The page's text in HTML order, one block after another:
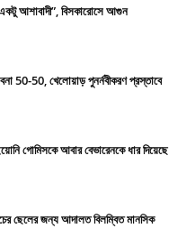
আশাবাদী”, বিসকারোসে আগুন
50-50, খেলোয়াড় পুনর্নবীকরণ প্রস্তাবে
গোমিসকে আবার বেভারেনকে ধার দিয়েছে
ছেলের জন্য আদালত বিলম্বিত মানসিক